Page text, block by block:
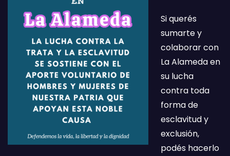
Si querés
sumarte y
colaborar con
La Alameda en
su lucha
contra toda
forma de
esclavitud y
exclusión,
podés hacerlo